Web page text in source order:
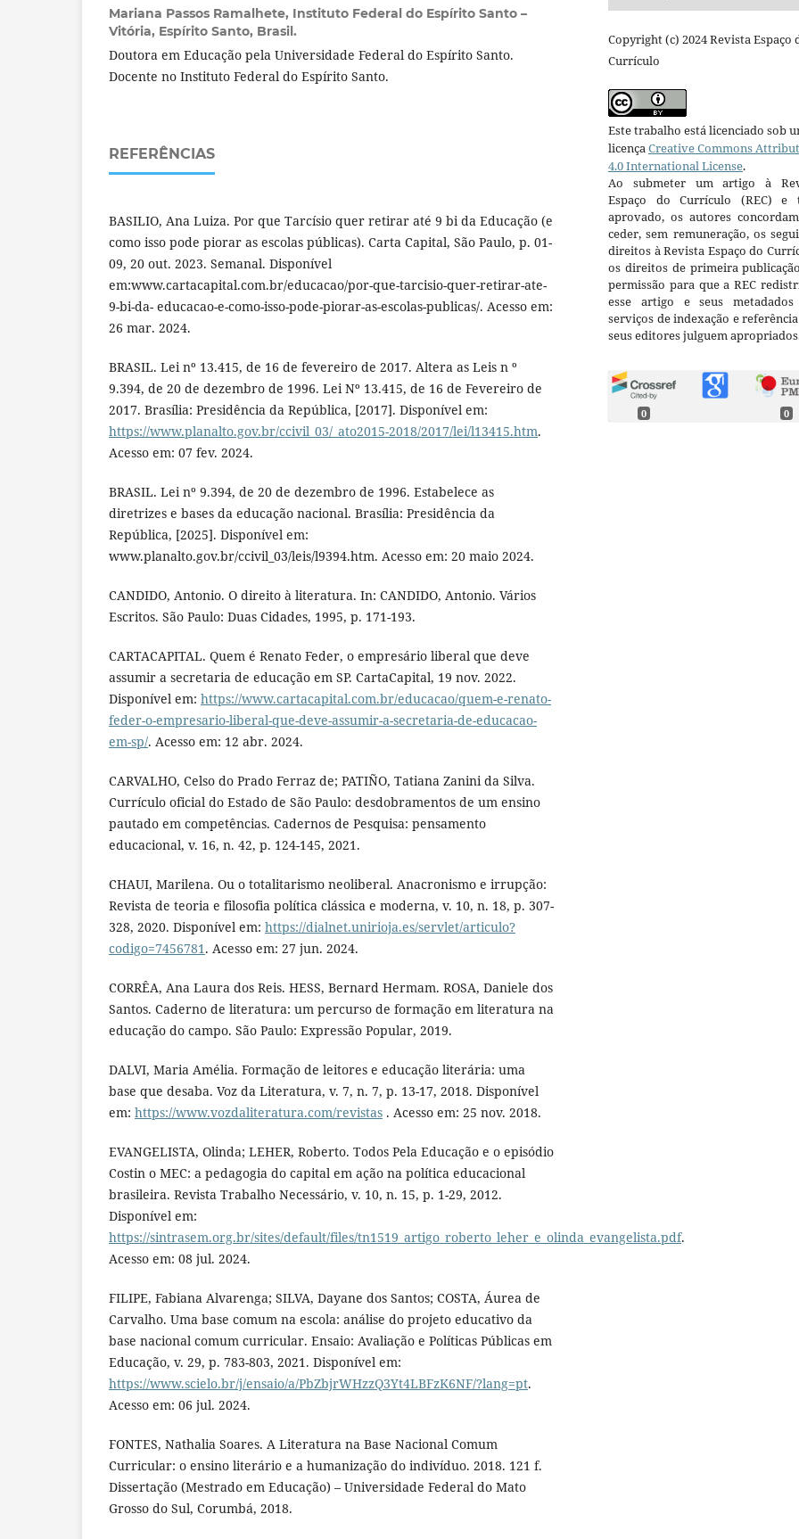
Mariana Passos Ramalhete, Instituto Federal do Espírito Santo –
Vitória, Espírito Santo, Brasil.
Doutora em Educação pela Universidade Federal do Espírito Santo.
Docente no Instituto Federal do Espírito Santo.
REFERÊNCIAS
BASILIO, Ana Luiza. Por que Tarcísio quer retirar até 9 bi da Educação (e
como isso pode piorar as escolas públicas). Carta Capital, São Paulo, p. 01-
09, 20 out. 2023. Semanal. Disponível
em:www.cartacapital.com.br/educacao/por-que-tarcisio-quer-retirar-ate-
9-bi-da- educacao-e-como-isso-pode-piorar-as-escolas-publicas/. Acesso em:
26 mar. 2024.
BRASIL. Lei nº 13.415, de 16 de fevereiro de 2017. Altera as Leis n º
9.394, de 20 de dezembro de 1996. Lei Nº 13.415, de 16 de Fevereiro de
2017. Brasília: Presidência da República, [2017]. Disponível em:
https://www.planalto.gov.br/ccivil_03/_ato2015-2018/2017/lei/l13415.htm.
Acesso em: 07 fev. 2024.
BRASIL. Lei nº 9.394, de 20 de dezembro de 1996. Estabelece as
diretrizes e bases da educação nacional. Brasília: Presidência da
República, [2025]. Disponível em:
www.planalto.gov.br/ccivil_03/leis/l9394.htm. Acesso em: 20 maio 2024.
CANDIDO, Antonio. O direito à literatura. In: CANDIDO, Antonio. Vários
Escritos. São Paulo: Duas Cidades, 1995, p. 171-193.
CARTACAPITAL. Quem é Renato Feder, o empresário liberal que deve
assumir a secretaria de educação em SP. CartaCapital, 19 nov. 2022.
Disponível em: https://www.cartacapital.com.br/educacao/quem-e-renato-
feder-o-empresario-liberal-que-deve-assumir-a-secretaria-de-educacao-
em-sp/. Acesso em: 12 abr. 2024.
CARVALHO, Celso do Prado Ferraz de; PATIÑO, Tatiana Zanini da Silva.
Currículo oficial do Estado de São Paulo: desdobramentos de um ensino
pautado em competências. Cadernos de Pesquisa: pensamento
educacional, v. 16, n. 42, p. 124-145, 2021.
CHAUI, Marilena. Ou o totalitarismo neoliberal. Anacronismo e irrupção:
Revista de teoria e filosofia política clássica e moderna, v. 10, n. 18, p. 307-
328, 2020. Disponível em: https://dialnet.unirioja.es/servlet/articulo?
codigo=7456781 . Acesso em: 27 jun. 2024.
CORRÊA, Ana Laura dos Reis. HESS, Bernard Hermam. ROSA, Daniele dos
Santos. Caderno de literatura: um percurso de formação em literatura na
educação do campo. São Paulo: Expressão Popular, 2019.
DALVI, Maria Amélia. Formação de leitores e educação literária: uma
base que desaba. Voz da Literatura, v. 7, n. 7, p. 13-17, 2018. Disponível
em: https://www.vozdaliteratura.com/revistas . Acesso em: 25 nov. 2018.
EVANGELISTA, Olinda; LEHER, Roberto. Todos Pela Educação e o episódio
Costin o MEC: a pedagogia do capital em ação na política educacional
brasileira. Revista Trabalho Necessário, v. 10, n. 15, p. 1-29, 2012.
Disponível em:
https://sintrasem.org.br/sites/default/files/tn1519_artigo_roberto_leher_e_olinda_evangelista.pdf.
Acesso em: 08 jul. 2024.
FILIPE, Fabiana Alvarenga; SILVA, Dayane dos Santos; COSTA, Áurea de
Carvalho. Uma base comum na escola: análise do projeto educativo da
base nacional comum curricular. Ensaio: Avaliação e Políticas Públicas em
Educação, v. 29, p. 783-803, 2021. Disponível em:
https://www.scielo.br/j/ensaio/a/PbZbjrWHzzQ3Yt4LBFzK6NF/?lang=pt.
Acesso em: 06 jul. 2024.
FONTES, Nathalia Soares. A Literatura na Base Nacional Comum
Curricular: o ensino literário e a humanização do indivíduo. 2018. 121 f.
Dissertação (Mestrado em Educação) – Universidade Federal do Mato
Grosso do Sul, Corumbá, 2018.
Copyright (c) 2024 Revista Espaço
Currículo
Este trabalho está licenciado sob
licençaCreative Commons
4.0 International License.
Ao submeter um artigo à
Espaço do Currículo (REC) e
aprovado, os autores
ceder, sem remuneração, os
direitos à Revista Espaço do
os direitos de primeira
permissão para que a REC
esse artigo e seus metadados
serviços de indexação e
seus editores julguem
0 0